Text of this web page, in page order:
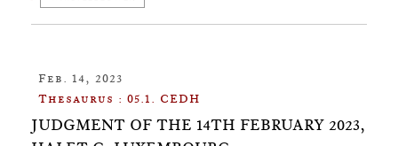
Feb. 14, 2023
Thesaurus : 05.1. CEDH
JUDGMENT OF THE 14TH FEBRUARY 2023,